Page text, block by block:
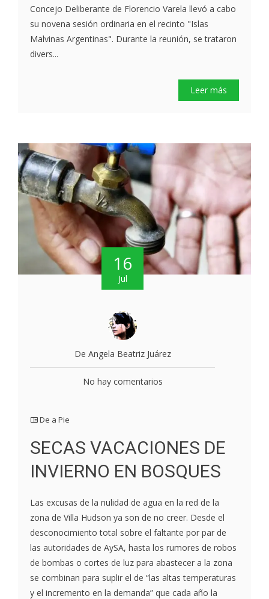
Concejo Deliberante de Florencio Varela llevó a cabo
su novena sesión ordinaria en el recinto "Islas
Malvinas Argentinas". Durante la reunión, se trataron
divers...
Leer más
16
Jul
De Angela Beatriz Juárez
No hay comentarios
De a Pie
SECAS VACACIONES DE
INVIERNO EN BOSQUES
Las excusas de la nulidad de agua en la red de la
zona de Villa Hudson ya son de no creer. Desde el
desconocimiento total sobre el faltante por par de
las autoridades de AySA, hasta los rumores de robos
de bombas o cortes de luz para abastecer a la zona
se combinan para suplir el de “las altas temperaturas
y el incremento en la demanda” que cada año la